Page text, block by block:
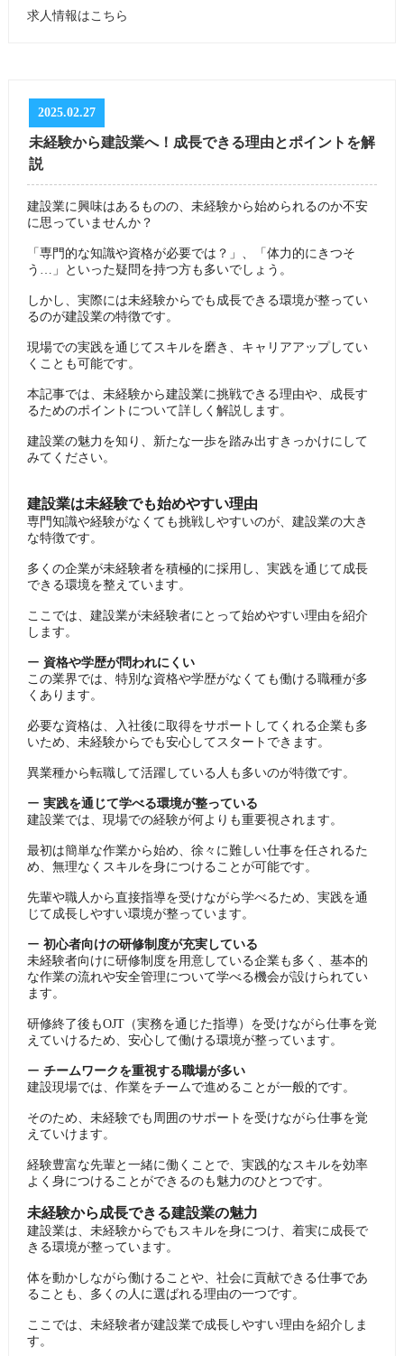
求人情報はこちら
2025.02.27
未経験から建設業へ！成長できる理由とポイントを解
説
建設業に興味はあるものの、未経験から始められるのか不安
に思っていませんか？
「専門的な知識や資格が必要では？」、「体力的にきつそ
う…」といった疑問を持つ方も多いでしょう。
しかし、実際には未経験からでも成長できる環境が整ってい
るのが建設業の特徴です。
現場での実践を通じてスキルを磨き、キャリアアップしてい
くことも可能です。
本記事では、未経験から建設業に挑戦できる理由や、成長す
るためのポイントについて詳しく解説します。
建設業の魅力を知り、新たな一歩を踏み出すきっかけにして
みてください。
建設業は未経験でも始めやすい理由
専門知識や経験がなくても挑戦しやすいのが、建設業の大き
な特徴です。
多くの企業が未経験者を積極的に採用し、実践を通じて成長
できる環境を整えています。
ここでは、建設業が未経験者にとって始めやすい理由を紹介
します。
ー 資格や学歴が問われにくい
この業界では、特別な資格や学歴がなくても働ける職種が多
くあります。
必要な資格は、入社後に取得をサポートしてくれる企業も多
いため、未経験からでも安心してスタートできます。
異業種から転職して活躍している人も多いのが特徴です。
ー 実践を通じて学べる環境が整っている
建設業では、現場での経験が何よりも重要視されます。
最初は簡単な作業から始め、徐々に難しい仕事を任されるた
め、無理なくスキルを身につけることが可能です。
先輩や職人から直接指導を受けながら学べるため、実践を通
じて成長しやすい環境が整っています。
ー 初心者向けの研修制度が充実している
未経験者向けに研修制度を用意している企業も多く、基本的
な作業の流れや安全管理について学べる機会が設けられてい
ます。
研修終了後もOJT（実務を通じた指導）を受けながら仕事を覚
えていけるため、安心して働ける環境が整っています。
ー チームワークを重視する職場が多い
建設現場では、作業をチームで進めることが一般的です。
そのため、未経験でも周囲のサポートを受けながら仕事を覚
えていけます。
経験豊富な先輩と一緒に働くことで、実践的なスキルを効率
よく身につけることができるのも魅力のひとつです。
未経験から成長できる建設業の魅力
建設業は、未経験からでもスキルを身につけ、着実に成長で
きる環境が整っています。
体を動かしながら働けることや、社会に貢献できる仕事であ
ることも、多くの人に選ばれる理由の一つです。
ここでは、未経験者が建設業で成長しやすい理由を紹介しま
す。